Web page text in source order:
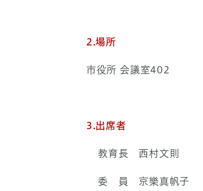
2.場所
市役所 会議室402
3.出席者
教育長 西村文則
委 員 京樂真帆子